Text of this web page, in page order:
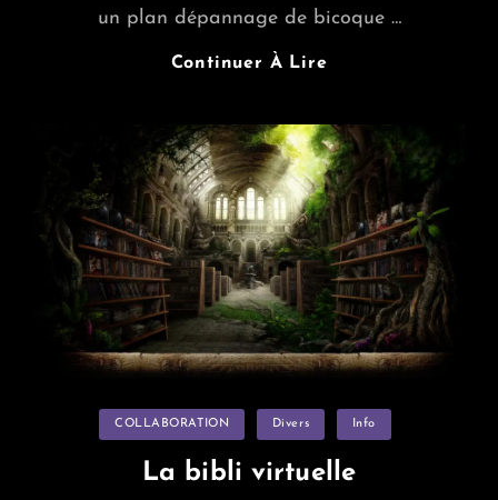
un plan dépannage de bicoque …
Continuer À LireRecherche
Pour
Enregistrement
D’album
Categories
COLLABORATION Divers Info
La bibli virtuelle